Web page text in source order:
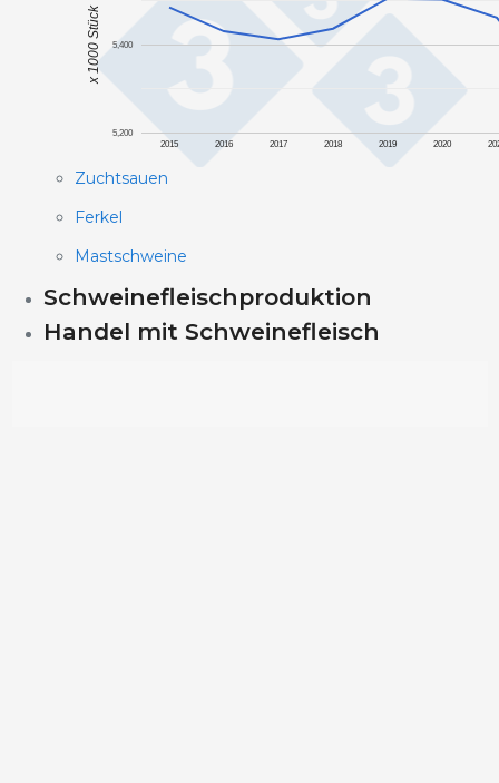
2015 2016 2017 2018 2019 2020
5,200
5,400
x 1000 Stück
Zuchtsauen
Ferkel
Mastschweine
Schweinefleischproduktion
Handel mit Schweinefleisch